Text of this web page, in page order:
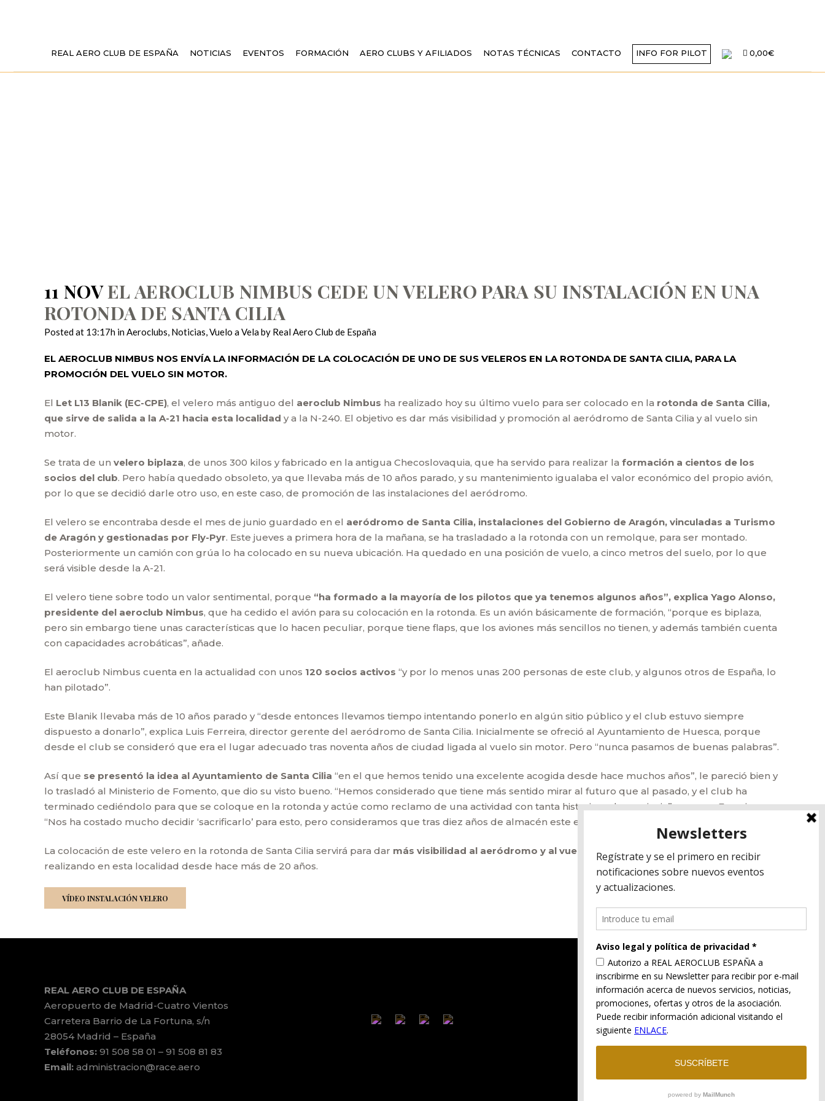
REAL AERO CLUB DE ESPAÑA NOTICIAS EVENTOS FORMACIÓN AERO CLUBS Y AFILIADOS NOTAS TÉCNICAS CONTACTO INFO FOR PILOT 0,00€
11 NOVEL AEROCLUB NIMBUS CEDE UN VELERO PARA SU INSTALACIÓN EN UNA
ROTONDA DE SANTA CILIA
Posted at 13:17h inAeroclubs, Noticias,Vuelo a Velaby Real Aero Club de España
EL AEROCLUB NIMBUS NOS ENVÍA LA INFORMACIÓN DE LA COLOCACIÓN DE UNO DE SUS VELEROS EN LA ROTONDA DE SANTA CILIA, PARA LA
PROMOCIÓN DEL VUELO SIN MOTOR.
El Let L13 Blanik (EC-CPE), el velero más antiguo del aeroclub Nimbus ha realizado hoy su último vuelo para ser colocado en la rotonda de Santa Cilia,
que sirve de salida a la A-21 hacia esta localidad y a la N-240. El objetivo es dar más visibilidad y promoción al aeródromo de Santa Cilia y al vuelo sin
motor.
Se trata de un velero biplaza, de unos 300 kilos y fabricado en la antigua Checoslovaquia, que ha servido para realizar la formación a cientos de los
socios del club. Pero había quedado obsoleto, ya que llevaba más de 10 años parado, y su mantenimiento igualaba el valor económico del propio avión,
por lo que se decidió darle otro uso, en este caso, de promoción de las instalaciones del aeródromo.
El velero se encontraba desde el mes de junio guardado en el aeródromo de Santa Cilia, instalaciones del Gobierno de Aragón, vinculadas a Turismo
de Aragón y gestionadas por Fly-Pyr. Este jueves a primera hora de la mañana, se ha trasladado a la rotonda con un remolque, para ser montado.
Posteriormente un camión con grúa lo ha colocado en su nueva ubicación. Ha quedado en una posición de vuelo, a cinco metros del suelo, por lo que
será visible desde la A-21.
El velero tiene sobre todo un valor sentimental, porque “ha formado a la mayoría de los pilotos que ya tenemos algunos años”, explica Yago Alonso,
presidente del aeroclub Nimbus, que ha cedido el avión para su colocación en la rotonda. Es un avión básicamente de formación, “porque es biplaza,
pero sin embargo tiene unas características que lo hacen peculiar, porque tiene flaps, que los aviones más sencillos no tienen, y además también cuenta
con capacidades acrobáticas”, añade.
El aeroclub Nimbus cuenta en la actualidad con unos 120 socios activos “y por lo menos unas 200 personas de este club, y algunos otros de España, lo
han pilotado”.
Este Blanik llevaba más de 10 años parado y “desde entonces llevamos tiempo intentando ponerlo en algún sitio público y el club estuvo siempre
dispuesto a donarlo”, explica Luis Ferreira, director gerente del aeródromo de Santa Cilia. Inicialmente se ofreció al Ayuntamiento de Huesca, porque
desde el club se consideró que era el lugar adecuado tras noventa años de ciudad ligada al vuelo sin motor. Pero “nunca pasamos de buenas palabras”.
Así que se presentó la idea al Ayuntamiento de Santa Cilia “en el que hemos tenido una excelente acogida desde hace muchos años”, le pareció bien y
lo trasladó al Ministerio de Fomento, que dio su visto bueno. “Hemos considerado que tiene más sentido mirar al futuro que al pasado, y el club ha
terminado cediéndolo para que se coloque en la rotonda y actúe como reclamo de una actividad con tanta historia en la provincia”, asegura Ferreira.
“Nos ha costado mucho decidir ‘sacrificarlo’ para esto, pero consideramos que tras diez años de almacén este es el final más digno que se le puede dar”.
La colocación de este velero en la rotonda de Santa Cilia servirá para dar más visibilidad al aeródromo y al vuelo sin motor , actividad que se lleva
realizando en esta localidad desde hace más de 20 años.
VÍDEO INSTALACIÓN VELERO
REAL AERO CLUB DE ESPAÑA
Aeropuerto de Madrid-Cuatro Vientos
Carretera Barrio de La Fortuna, s/n
28054 Madrid – España
Teléfonos: 91 508 58 01 – 91 508 81 83
Email: administracion@race.aero
Aviso legal
Política de privacidad
Términos y condiciones